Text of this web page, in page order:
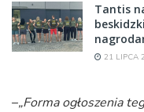
Tantis
21 LIPCA
–„Forma ogłoszenia